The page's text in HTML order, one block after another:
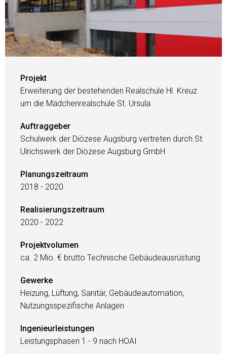
Projekt
Erweiterung der bestehenden Realschule Hl. Kreuz
um die Mädchenrealschule St. Ursula
Auftraggeber
Schulwerk der Diözese Augsburg vertreten durch St.
Ulrichswerk der Diözese Augsburg GmbH
Planungszeitraum
2018 - 2020
Realisierungszeitraum
2020 - 2022
Projektvolumen
ca. 2 Mio. € brutto Technische Gebäudeausrüstung
Gewerke
Heizung, Lüftung, Sanitär, Gebäudeautomation,
Nutzungsspezifische Anlagen
Ingenieurleistungen
Leistungsphasen 1 - 9 nach HOAI